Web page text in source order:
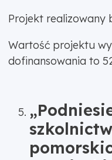
Projekt realizowany
Wartość projektu
dofinansowania to